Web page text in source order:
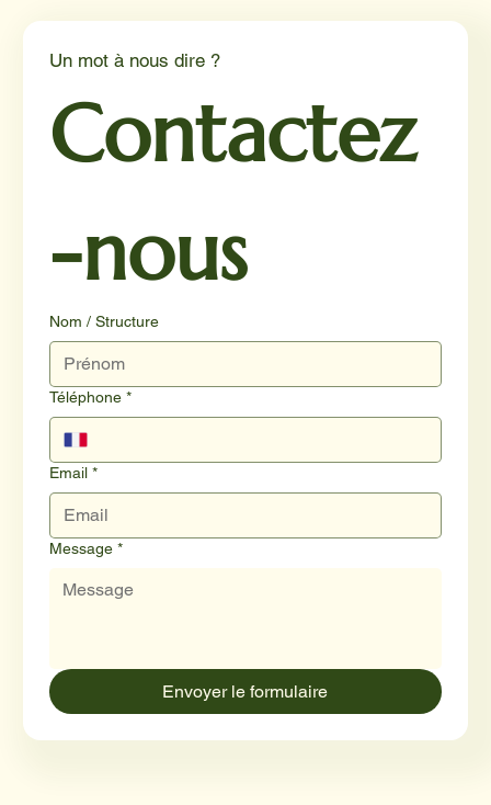
Un mot à nous dire ?
Contactez
-nous
Nom / Structure
Téléphone *
Email *
Message *
Envoyer le formulaire